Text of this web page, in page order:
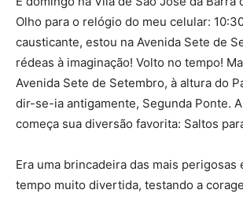
Olho para o relógio do meu celular:
causticante, estou na Avenida Sete de
rédeas à imaginação! Volto no tempo!
Avenida Sete de Setembro, à altura do
dir-se-ia antigamente, Segunda Ponte.
começa sua diversão favorita: Saltos
Era uma brincadeira das mais perigosas
tempo muito divertida, testando a